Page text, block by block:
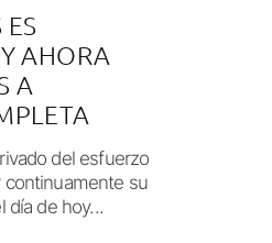
AHORA
A
del esfuerzo
continuamente su
día de hoy...